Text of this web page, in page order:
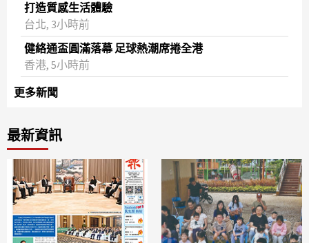
打造質感生活體驗
台北, 3小時前
健絡通盃圓滿落幕 足球熱潮席捲全港
香港, 5小時前
更多新聞
最新資訊